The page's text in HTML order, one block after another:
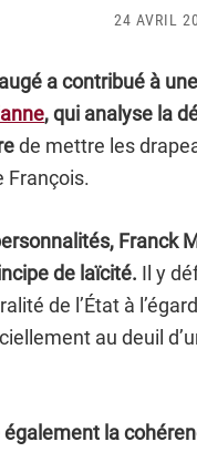
24 AVRIL
a contribué à une
, qui analyse la
de mettre les
François.
Franck
de laïcité. Il y
de l’État à
au deuil
la